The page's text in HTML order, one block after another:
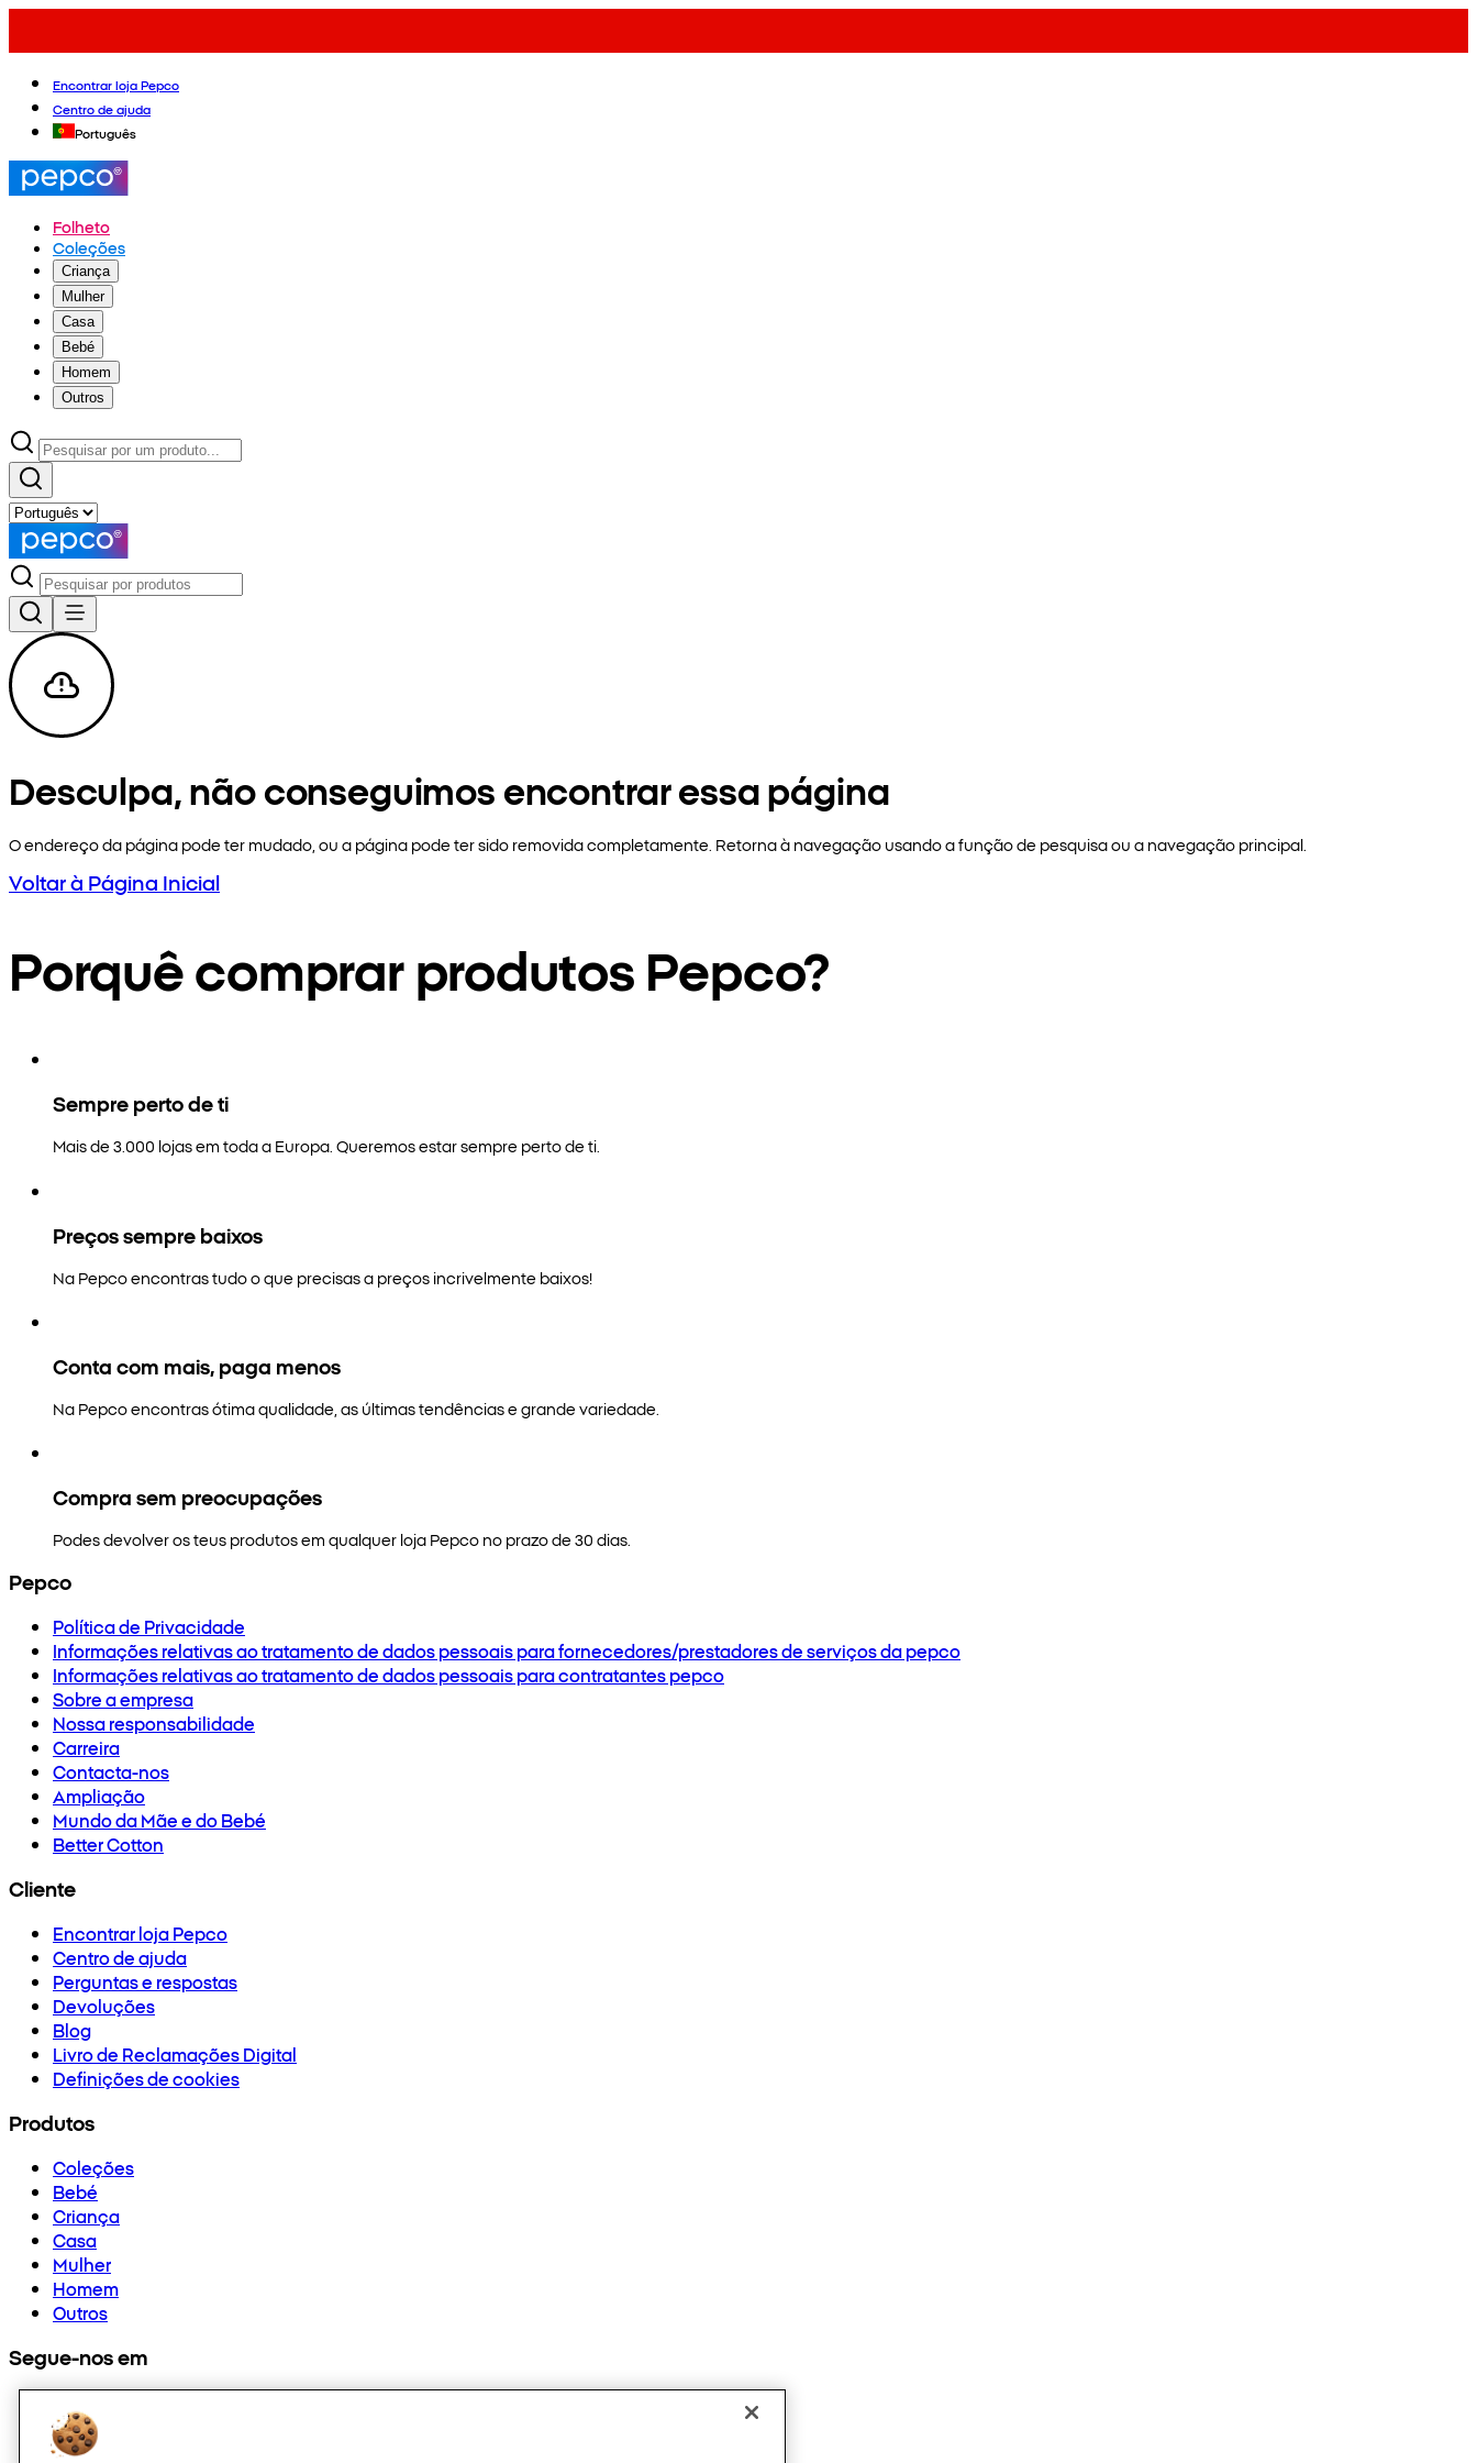
Encontrar loja Pepco
Centro de ajuda
Português
Folheto
Coleções
Criança
Mulher
Casa
Bebé
Homem
Outros
Desculpa, não conseguimos encontrar essa página
O endereço da página pode ter mudado, ou a página pode ter sido removida completamente. Retorna à navegação usando a função de pesquisa ou a navegação principal.
Voltar à Página Inicial
Porquê comprar produtos Pepco?
Sempre perto de ti
Mais de 3.000 lojas em toda a Europa. Queremos estar sempre perto de ti.
Preços sempre baixos
Na Pepco encontras tudo o que precisas a preços incrivelmente baixos!
Conta com mais, paga menos
Na Pepco encontras ótima qualidade, as últimas tendências e grande variedade.
Compra sem preocupações
Podes devolver os teus produtos em qualquer loja Pepco no prazo de 30 dias.
Pepco
Política de Privacidade
Informações relativas ao tratamento de dados pessoais para fornecedores/prestadores de serviços da pepco
Informações relativas ao tratamento de dados pessoais para contratantes pepco
Sobre a empresa
Nossa responsabilidade
Carreira
Contacta-nos
Ampliação
Mundo da Mãe e do Bebé
Better Cotton
Cliente
Encontrar loja Pepco
Centro de ajuda
Perguntas e respostas
Devoluções
Blog
Livro de Reclamações Digital
Definições de cookies
Produtos
Coleções
Bebé
Criança
Casa
Mulher
Homem
Outros
Segue-nos em